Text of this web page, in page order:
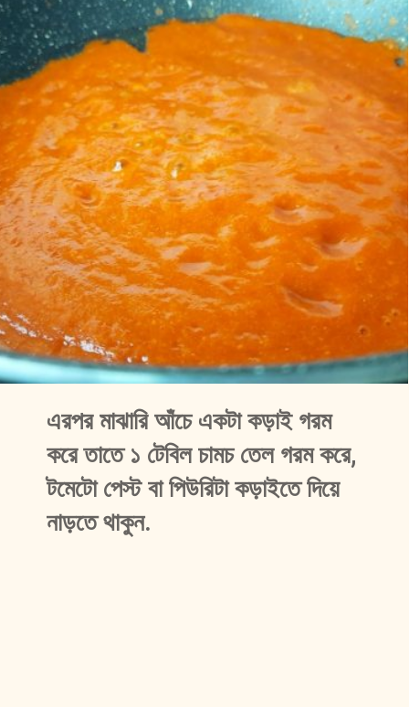
এরপর মাঝারি আঁচে একটা কড়াই গরম
করে তাতে ১ টেবিল চামচ তেল গরম করে,
টমেটো পেস্ট বা পিউরিটা কড়াইতে দিয়ে
নাড়তে থাকুন.